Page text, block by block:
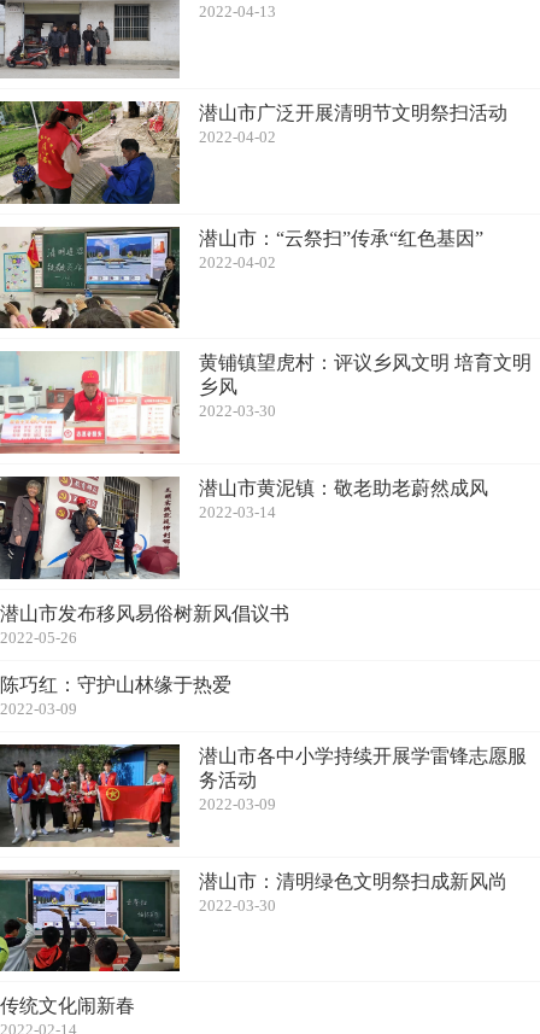
2022-04-13
潜山市广泛开展清明节文明祭扫活动
2022-04-02
潜山市：“云祭扫”传承“红色基因”
2022-04-02
黄铺镇望虎村：评议乡风文明 培育文明
乡风
2022-03-30
潜山市黄泥镇：敬老助老蔚然成风
2022-03-14
潜山市发布移风易俗树新风倡议书
2022-05-26
陈巧红：守护山林缘于热爱
2022-03-09
潜山市各中小学持续开展学雷锋志愿服
务活动
2022-03-09
潜山市：清明绿色文明祭扫成新风尚
2022-03-30
传统文化闹新春
2022-02-14